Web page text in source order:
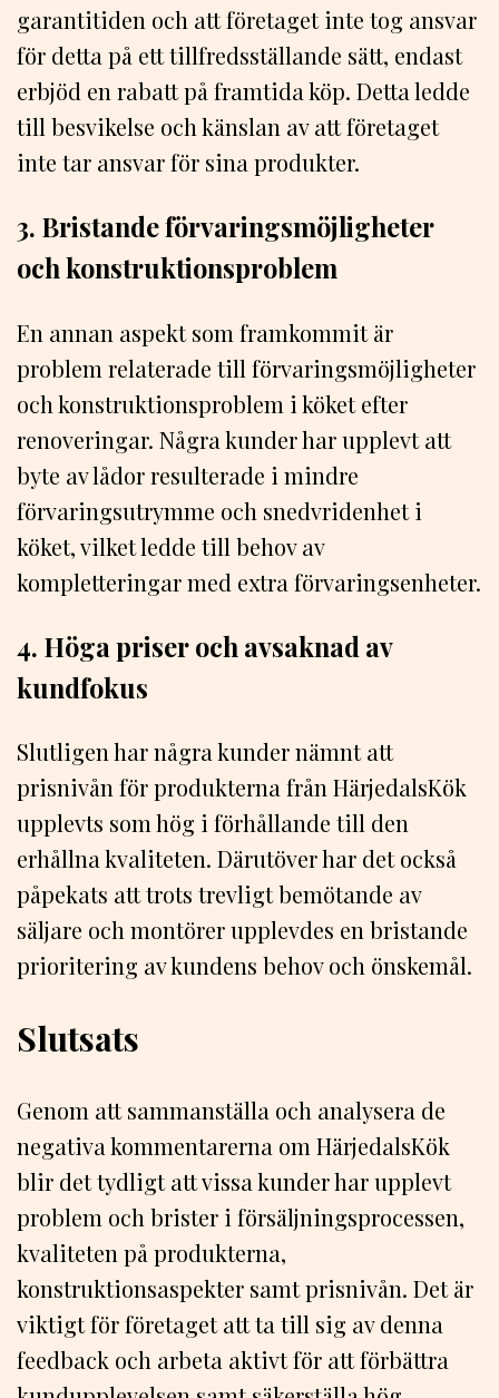
garantitiden och att företaget inte tog ansvar
för detta på ett tillfredsställande sätt, endast
erbjöd en rabatt på framtida köp. Detta ledde
till besvikelse och känslan av att företaget
inte tar ansvar för sina produkter.
3. Bristande förvaringsmöjligheter
och konstruktionsproblem
En annan aspekt som framkommit är
problem relaterade till förvaringsmöjligheter
och konstruktionsproblem i köket efter
renoveringar. Några kunder har upplevt att
byte av lådor resulterade i mindre
förvaringsutrymme och snedvridenhet i
köket, vilket ledde till behov av
kompletteringar med extra förvaringsenheter.
4. Höga priser och avsaknad av
kundfokus
Slutligen har några kunder nämnt att
prisnivån för produkterna från HärjedalsKök
upplevts som hög i förhållande till den
erhållna kvaliteten. Därutöver har det också
påpekats att trots trevligt bemötande av
säljare och montörer upplevdes en bristande
prioritering av kundens behov och önskemål.
Slutsats
Genom att sammanställa och analysera de
negativa kommentarerna om HärjedalsKök
blir det tydligt att vissa kunder har upplevt
problem och brister i försäljningsprocessen,
kvaliteten på produkterna,
konstruktionsaspekter samt prisnivån. Det är
viktigt för företaget att ta till sig av denna
feedback och arbeta aktivt för att förbättra